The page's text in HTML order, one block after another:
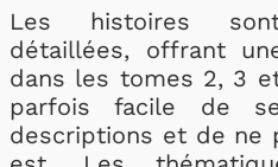
Les histoires
détaillées, offrant
dans les tomes 2, 3
parfois facile de
descriptions et de ne